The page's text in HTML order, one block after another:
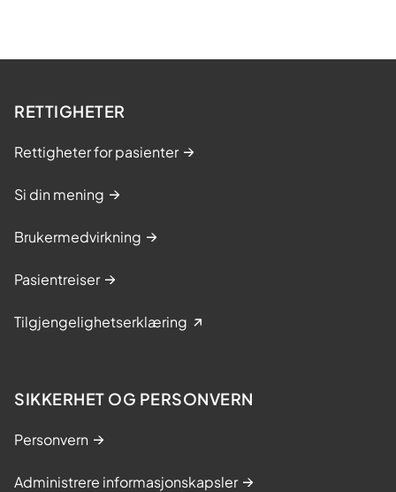
RETTIGHETER
Rettigheter for pasienter
Si din mening
Brukermedvirkning
Pasientreiser
Tilgjengelighetserklæring
SIKKERHET OG PERSONVERN
Personvern
Administrere informasjonskapsler